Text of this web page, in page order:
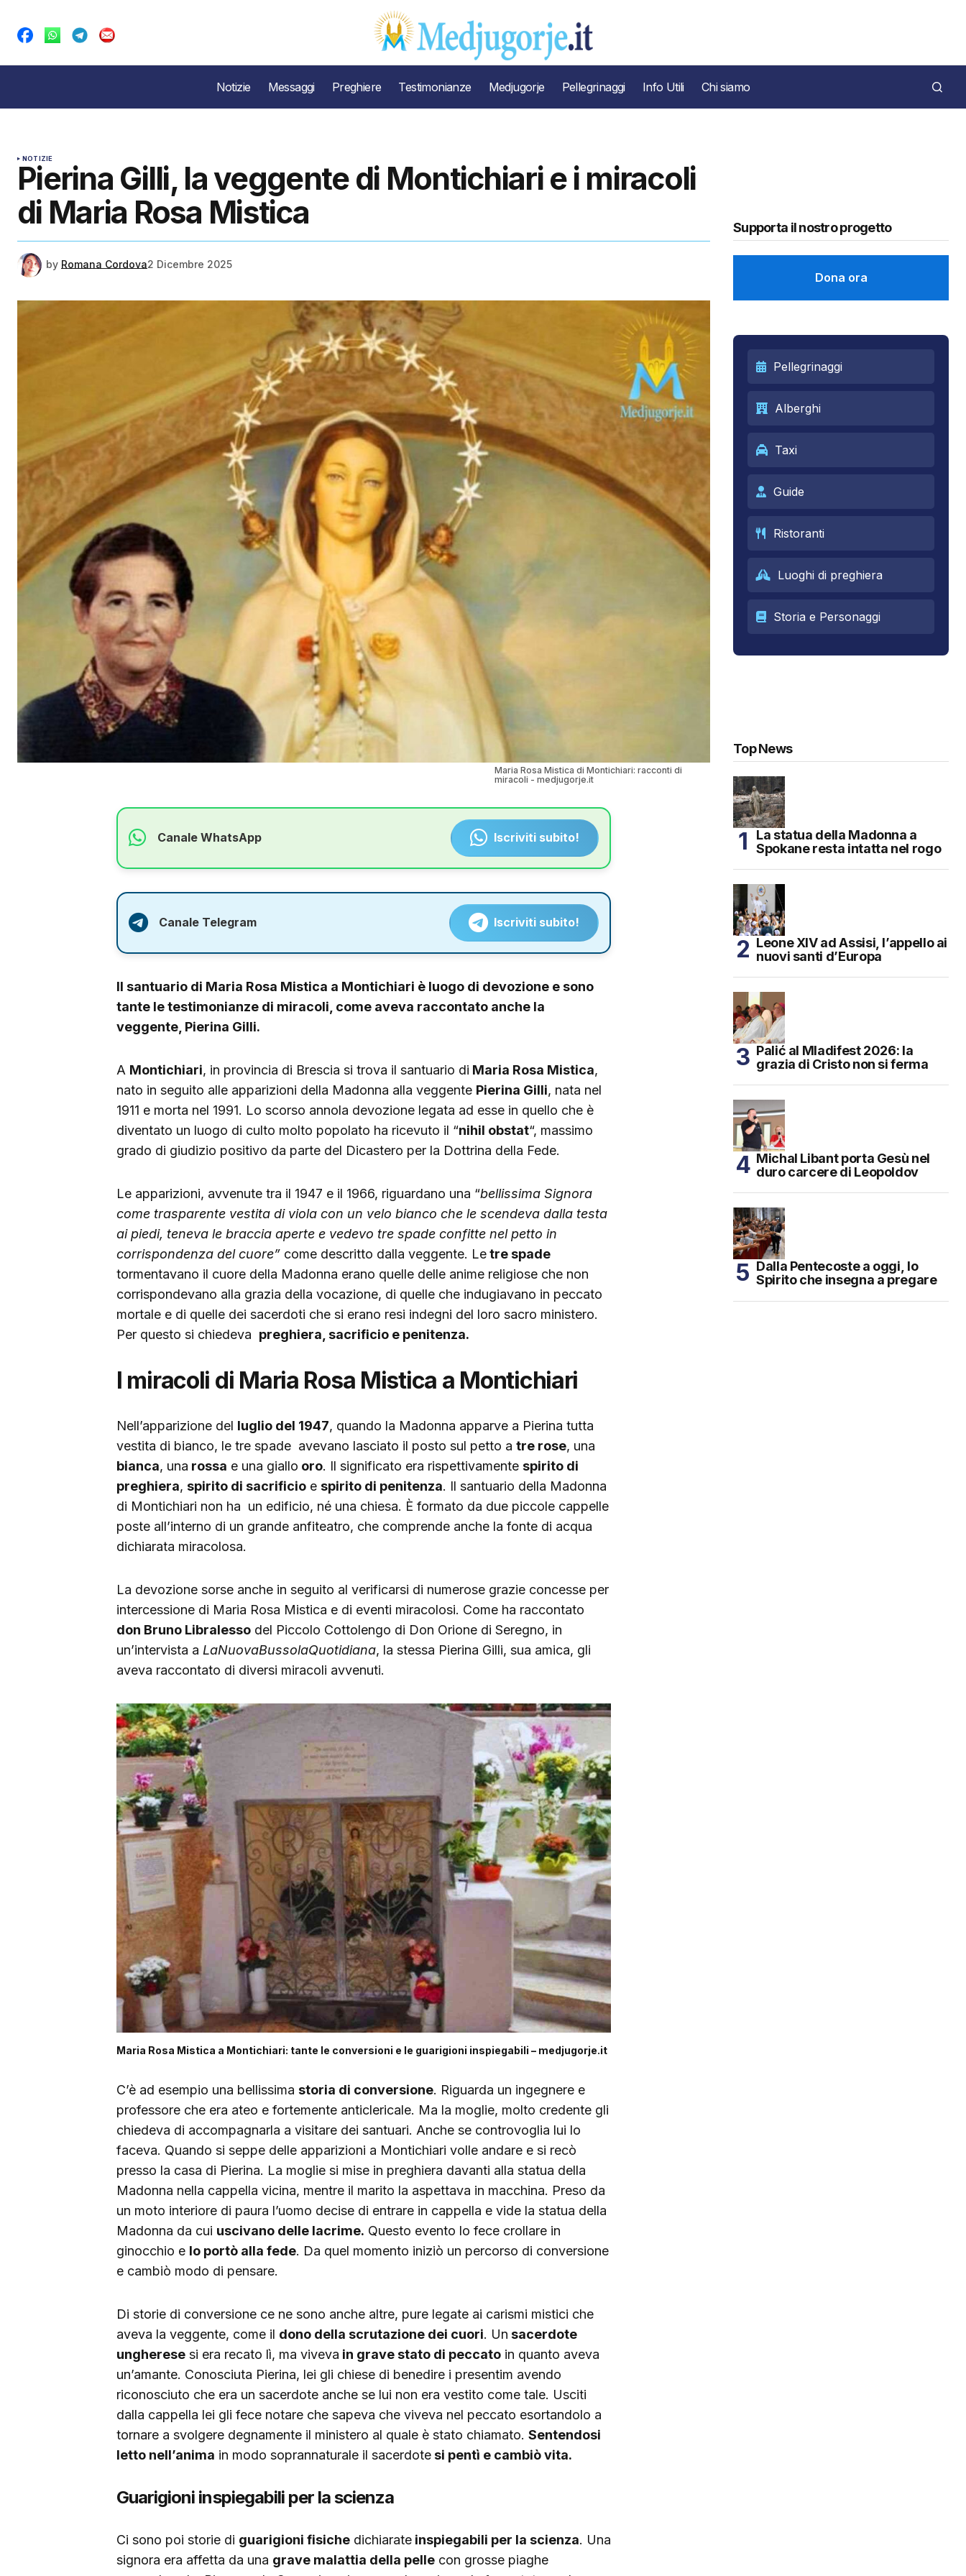
Notizie Messaggi Preghiere Testimonianze Medjugorje Pellegrinaggi Info Utili Chi siamo
NOTIZIE
Pierina Gilli, la veggente di Montichiari e i miracoli
di Maria Rosa Mistica
by Romana Cordova2 Dicembre 2025
Maria Rosa Mistica di Montichiari: racconti di
miracoli - medjugorje.it
Canale WhatsApp Iscriviti subito!
Canale Telegram Iscriviti subito!
Il santuario di Maria Rosa Mistica a Montichiari è luogo di devozione e sono
tante le testimonianze di miracoli, come aveva raccontato anche la
veggente, Pierina Gilli.
A Montichiari, in provincia di Brescia si trova il santuario di Maria Rosa Mistica,
nato in seguito alle apparizioni della Madonna alla veggente Pierina Gilli, nata nel
1911 e morta nel 1991. Lo scorso annola devozione legata ad esse in quello che è
diventato un luogo di culto molto popolato ha ricevuto il “nihil obstat“, massimo
grado di giudizio positivo da parte del Dicastero per la Dottrina della Fede.
Le apparizioni, avvenute tra il 1947 e il 1966, riguardano una “bellissima Signora
come trasparente vestita di viola con un velo bianco che le scendeva dalla testa
ai piedi, teneva le braccia aperte e vedevo tre spade confitte nel petto in
corrispondenza del cuore” come descritto dalla veggente. Letre spade
tormentavano il cuore della Madonna erano quelle delle anime religiose che non
corrispondevano alla grazia della vocazione, di quelle che indugiavano in peccato
mortale e di quelle dei sacerdoti che si erano resi indegni del loro sacro ministero.
Per questo si chiedeva preghiera, sacrificio e penitenza.
I miracoli di Maria Rosa Mistica a Montichiari
Nell’apparizione del luglio del 1947, quando la Madonna apparve a Pierina tutta
vestita di bianco, le tre spade avevano lasciato il posto sul petto a tre rose, una
bianca, una rossa e una giallo oro. Il significato era rispettivamente spirito di
preghiera, spirito di sacrificio e spirito di penitenza. Il santuario della Madonna
di Montichiari non ha un edificio, né una chiesa. È formato da due piccole cappelle
poste all’interno di un grande anfiteatro, che comprende anche la fonte di acqua
dichiarata miracolosa.
La devozione sorse anche in seguito al verificarsi di numerose grazie concesse per
intercessione di Maria Rosa Mistica e di eventi miracolosi. Come ha raccontato
don Bruno Libralesso del Piccolo Cottolengo di Don Orione di Seregno, in
un’intervista a LaNuovaBussolaQuotidiana, la stessa Pierina Gilli, sua amica, gli
aveva raccontato di diversi miracoli avvenuti.
Maria Rosa Mistica a Montichiari: tante le conversioni e le guarigioni inspiegabili – medjugorje.it
C’è ad esempio una bellissima storia di conversione. Riguarda un ingegnere e
professore che era ateo e fortemente anticlericale. Ma la moglie, molto credente gli
chiedeva di accompagnarla a visitare dei santuari. Anche se controvoglia lui lo
faceva. Quando si seppe delle apparizioni a Montichiari volle andare e si recò
presso la casa di Pierina. La moglie si mise in preghiera davanti alla statua della
Madonna nella cappella vicina, mentre il marito la aspettava in macchina. Preso da
un moto interiore di paura l’uomo decise di entrare in cappella e vide la statua della
Madonna da cui uscivano delle lacrime. Questo evento lo fece crollare in
ginocchio e lo portò alla fede. Da quel momento iniziò un percorso di conversione
e cambiò modo di pensare.
Di storie di conversione ce ne sono anche altre, pure legate ai carismi mistici che
aveva la veggente, come il dono della scrutazione dei cuori. Un sacerdote
ungherese si era recato lì, ma viveva in grave stato di peccato in quanto aveva
un’amante. Conosciuta Pierina, lei gli chiese di benedire i presentim avendo
riconosciuto che era un sacerdote anche se lui non era vestito come tale. Usciti
dalla cappella lei gli fece notare che sapeva che viveva nel peccato esortandolo a
tornare a svolgere degnamente il ministero al quale è stato chiamato. Sentendosi
letto nell’anima in modo soprannaturale il sacerdotesi pentì e cambiò vita.
Guarigioni inspiegabili per la scienza
Ci sono poi storie di guarigioni fisiche dichiarate inspiegabili per la scienza. Una
signora era affetta da una grave malattia della pelle con grosse piaghe
Supporta il nostro progetto
Dona ora
Pellegrinaggi
Alberghi
Taxi
Guide
Ristoranti
Luoghi di preghiera
Storia e Personaggi
Top News
La statua della Madonna a
Spokane resta intatta nel rogo
Leone XIV ad Assisi, l’appello ai
nuovi santi d’Europa
Palić al Mladifest 2026: la
grazia di Cristo non si ferma
Michal Libant porta Gesù nel
duro carcere di Leopoldov
Dalla Pentecoste a oggi, lo
Spirito che insegna a pregare